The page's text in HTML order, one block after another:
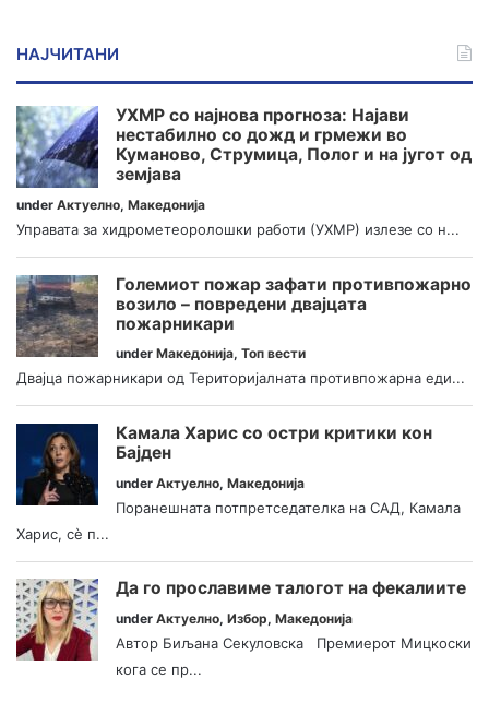
НАЈЧИТАНИ
УХМР со најнова прогноза: Најави
нестабилно со дожд и грмежи во
Куманово, Струмица, Полог и на југот од
земјава
under Актуелно, Македонија
Управата за хидрометеоролошки работи (УХМР) излезе со н...
Големиот пожар зафати противпожарно
возило – повредени двајцата
пожарникари
under Македонија, Топ вести
Двајца пожарникари од Територијалната противпожарна еди...
Камала Харис со остри критики кон
Бајден
under Актуелно, Македонија
Поранешната потпретседателка на САД, Камала
Харис, сè п...
Да го прославиме талогот на фекалиите
under Актуелно, Избор, Македонија
Автор Биљана Секуловска Премиерот Мицкоски
кога се пр...